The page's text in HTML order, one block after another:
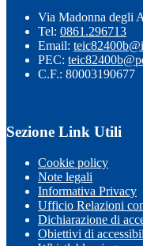
Via Madonna degli
Tel: 0861.296713
Email:
PEC:
C.F.: 80003190677
Sezione Link Utili
Cookie policy
Note legali
Informativa Privacy
Ufficio Relazioni
Dichiarazione di
Obiettivi di